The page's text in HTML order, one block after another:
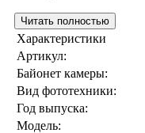
Читать полностью
Характеристики
Артикул:
Байонет камеры:
Вид фототехники:
Год выпуска:
Модель: